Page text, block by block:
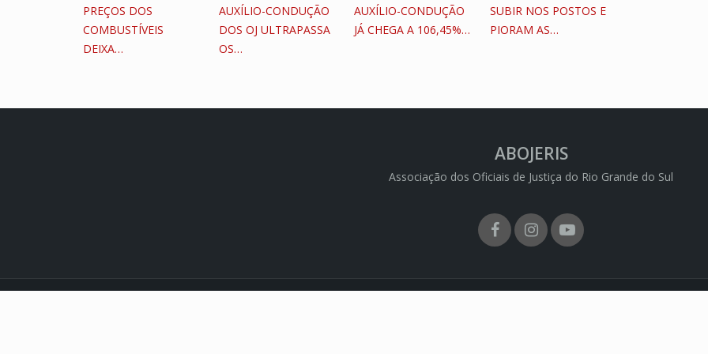
PREÇOS DOS
COMBUSTÍVEIS
DEIXA…
AUXÍLIO-CONDUÇÃO
DOS OJ ULTRAPASSA
OS…
AUXÍLIO-CONDUÇÃO
JÁ CHEGA A 106,45%…
SUBIR NOS POSTOS E
PIORAM AS…
ABOJERIS
Associação dos Oficiais de Justiça do Rio Grande do Sul
FacebookInstagram
Youtube